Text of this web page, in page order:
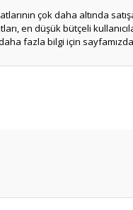
çok daha altında
en düşük bütçeli
fazla bilgi için
daha pahalı.